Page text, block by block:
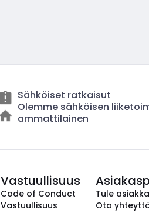
Sähköiset ratkaisut
Olemme sähköisen
ammattilainen
Vastuullisuus
Code of Conduct
Vastuullisuus
Tule
Ota